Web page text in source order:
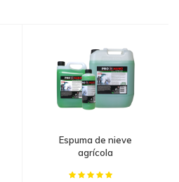
Espuma de nieve
agrícola